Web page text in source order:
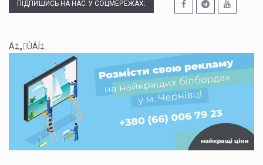
ПІДПИШИСЬ НА НАС У СОЦМЕРЕЖАХ:
Á‡„ÛÁÍ‡...